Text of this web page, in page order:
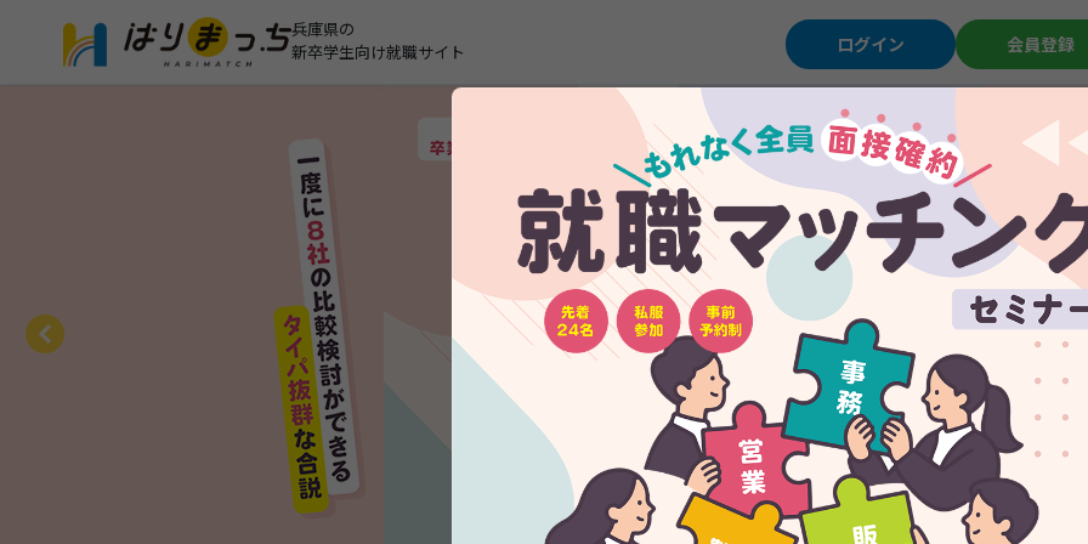
兵庫県の
新卒学生向け就職サイト
ログイン 会員登録